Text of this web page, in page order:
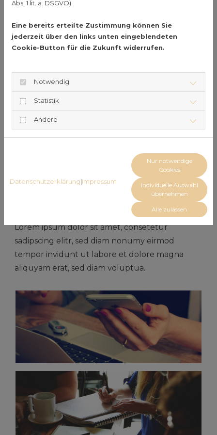
Lorem ipsum dolor sit amet, consetetur
eirmod tempor invidunt ut labore et
dolore magna aliquyam erat, sed diam
voluptua.
Ich bin die H2 Überschrift
Lorem ipsum dolor sit amet, consetetur
sadipscing elitr, sed diam nonumy eirmod
tempor invidunt ut labore et dolore magna
aliquyam erat, sed diam voluptua.
Abs. 1 lit. a. DSGVO).
Eine bereits erteilte Zustimmung können Sie
jederzeit über den links unten eingeblendeten
Cookie-Button für die Zukunft widerrufen.
Notwendig
Statistik
Andere
Datenschutzerklärung|Impressum
Nur notwendige
Cookies
Individuelle Auswahl
übernehmen
Alle zulassen